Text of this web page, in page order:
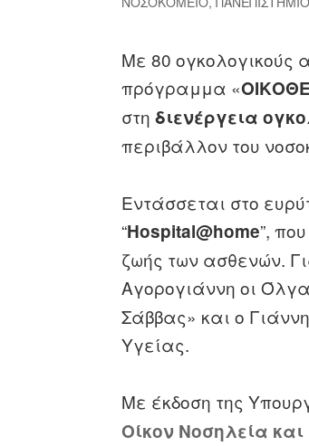
Με 80 ογκολογικούς
πρόγραμμα «
στηδιενέργεια
περιβάλλον του
Εντάσσεται στο
“Hospital@home”,
ζωής των ασθενών.
Αγορογιάννη οι
Σάββας» και ο
Υγείας.
Με έκδοση της
Οίκον Νοσηλεία